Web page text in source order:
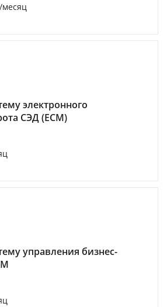
месяц
электронного
СЭД (ECM)
управления бизнес-